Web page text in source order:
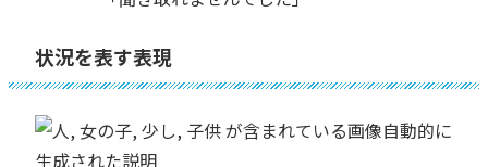
状況を表す表現